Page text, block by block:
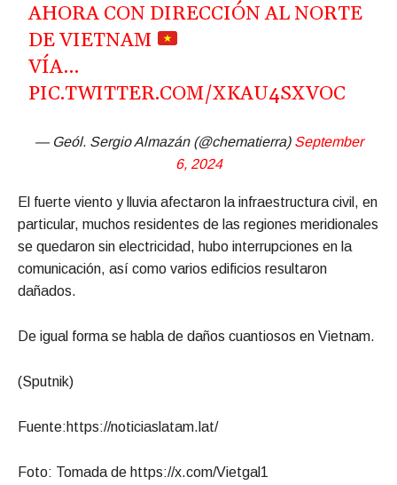
AHORA CON DIRECCIÓN AL NORTE
DE VIETNAM
VÍA…
PIC.TWITTER.COM/XKAU4SXVOC
— Geól. Sergio Almazán (@chematierra) September
6, 2024
El fuerte viento y lluvia afectaron la infraestructura civil, en
particular, muchos residentes de las regiones meridionales
se quedaron sin electricidad, hubo interrupciones en la
comunicación, así como varios edificios resultaron
dañados.
De igual forma se habla de daños cuantiosos en Vietnam.
(Sputnik)
Fuente:https://noticiaslatam.lat/
Foto: Tomada de https://x.com/Vietgal1